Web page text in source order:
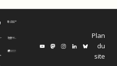
Plan
du
site